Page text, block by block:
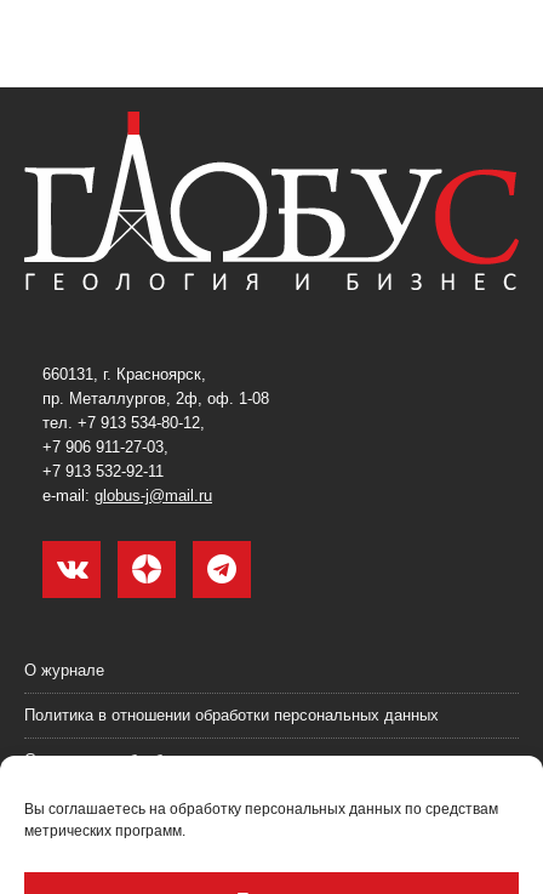
Вы соглашаетесь на обработку персональных данных по средствам
метрических программ.
660131, г. Красноярск,
пр. Металлургов, 2ф, оф. 1-08
тел. +7 913 534-80-12,
+7 906 911-27-03,
+7 913 532-92-11
e-mail: globus-j@mail.ru
О журнале
Политика в отношении обработки персональных данных
Согласие на обработку персональных данных
Пользовательское соглашение (оферта)